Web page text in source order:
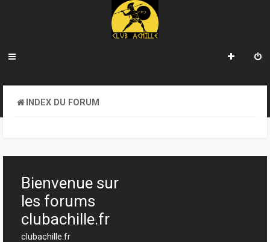
INDEX DU FORUM
Bienvenue sur
les forums
clubachille.fr
clubachille.fr